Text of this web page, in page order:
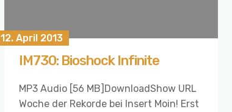
12. April 2013
IM730: Bioshock Infinite
MP3 Audio [56 MB]DownloadShow URL
Woche der Rekorde bei Insert Moin! Erst